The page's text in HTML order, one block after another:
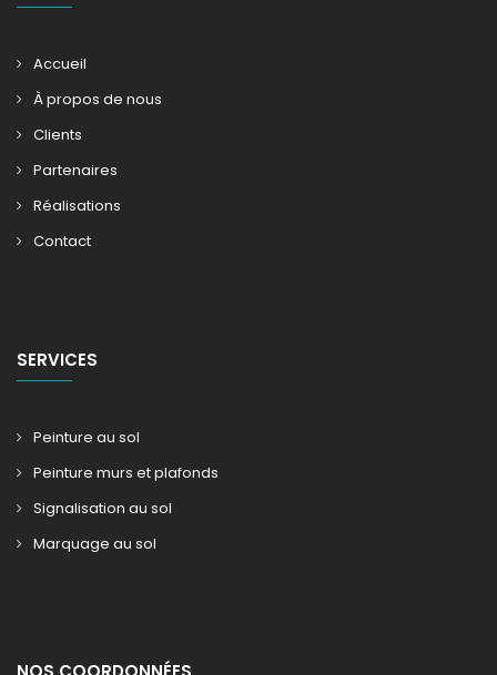
Accueil
À propos de nous
Clients
Partenaires
Réalisations
Contact
SERVICES
Peinture au sol
Peinture murs et plafonds
Signalisation au sol
Marquage au sol